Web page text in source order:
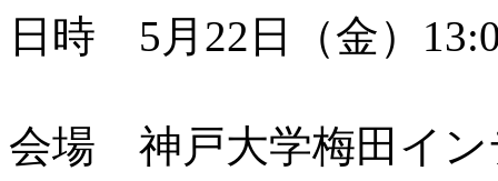
日時 5月22日（金）
会場 神戸大学梅田イン